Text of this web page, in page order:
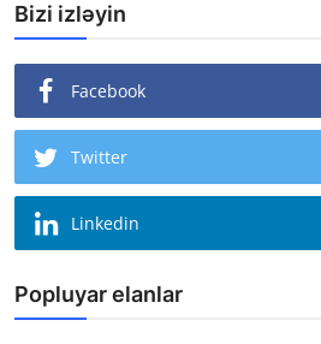
Bizi izləyin
Facebook
Twitter
Linkedin
Popluyar elanlar